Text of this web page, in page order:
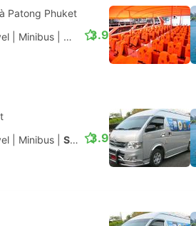
Patong Phuket
Minibus Hors-bord
3.9
Minibus Speedboat + Van 3.9